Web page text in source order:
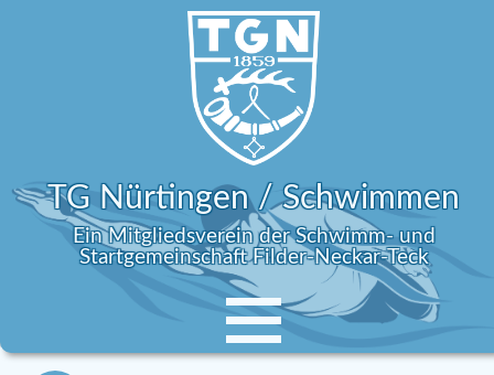
TG Nürtingen / Schwimmen
Ein Mitgliedsverein der Schwimm- und
Startgemeinschaft Filder-Neckar-Teck